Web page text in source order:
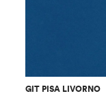
GIT PISA LIVORNO